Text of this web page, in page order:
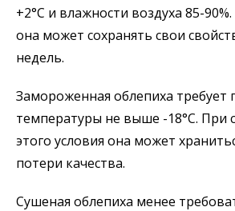
+2°C и влажности воздуха 85-
она может сохранять свои
недель.
Замороженная облепиха требует
температуры не выше -18°C. При
этого условия она может
потери качества.
Сушеная облепиха менее